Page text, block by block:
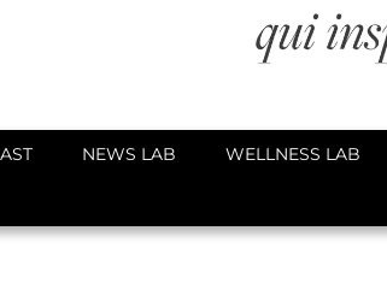
NEWS LAB WELLNESS LAB